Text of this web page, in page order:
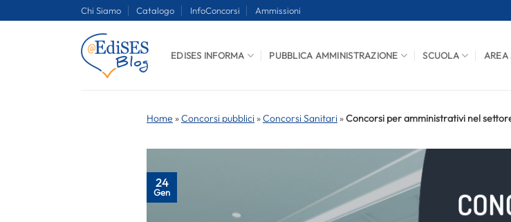
Chi Siamo Catalogo InfoConcorsi Ammissioni
EDISES INFORMA PUBBLICA AMMINISTRAZIONE SCUOLA AREA
Home »Concorsi pubblici »Concorsi Sanitari »Concorsi per amministrativi nel
24
Gen